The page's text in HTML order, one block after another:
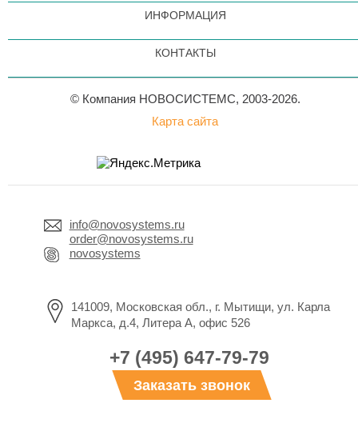
ИНФОРМАЦИЯ
КОНТАКТЫ
© Компания НОВОСИСТЕМС, 2003-2026.
Карта сайта
info@novosystems.ru
order@novosystems.ru
novosystems
141009, Московская обл., г. Мытищи, ул. Карла
Маркса, д.4, Литера А, офис 526
+7 (495) 647-79-79
Заказать звонок